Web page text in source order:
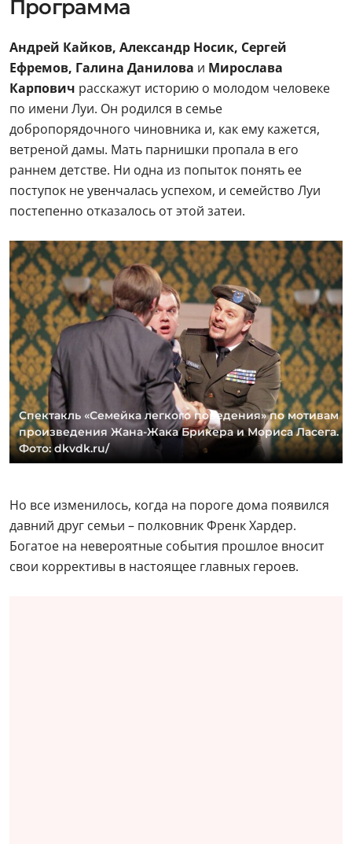
Программа
Андрей Кайков, Александр Носик, Сергей
Ефремов, Галина Данилова и Мирослава
Карпович расскажут историю о молодом человеке
по имени Луи. Он родился в семье
добропорядочного чиновника и, как ему кажется,
ветреной дамы. Мать парнишки пропала в его
раннем детстве. Ни одна из попыток понять ее
поступок не увенчалась успехом, и семейство Луи
постепенно отказалось от этой затеи.
Спектакль «Семейка легкого поведения» по мотивам
произведения Жана-Жака Брикера и Мориса Ласега.
Фото: dkvdk.ru/
Но все изменилось, когда на пороге дома появился
давний друг семьи – полковник Френк Хардер.
Богатое на невероятные события прошлое вносит
свои коррективы в настоящее главных героев.